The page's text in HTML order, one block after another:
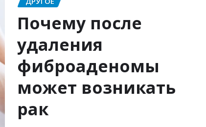
Почему после
удаления
фиброаденомы
может возникать
рак